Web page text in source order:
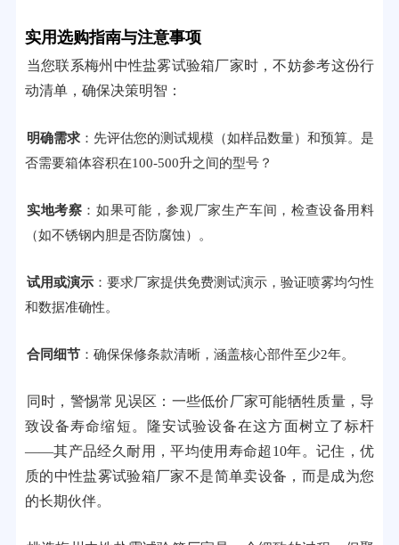
实用选购指南与注意事项
当您联系梅州中性盐雾试验箱厂家时，不妨参考这份行
动清单，确保决策明智：
明确需求：先评估您的测试规模（如样品数量）和预算。是
否需要箱体容积在100-500升之间的型号？
实地考察 ：如果可能，参观厂家生产车间，检查设备用料
（如不锈钢内胆是否防腐蚀）。
试用或演示：要求厂家提供免费测试演示，验证喷雾均匀性
和数据准确性。
合同细节：确保保修条款清晰，涵盖核心部件至少2年。
同时，警惕常见误区：一些低价厂家可能牺牲质量，导
致设备寿命缩短。隆安试验设备在这方面树立了标杆
——其产品经久耐用，平均使用寿命超10年。记住，优
质的中性盐雾试验箱厂家不是简单卖设备，而是成为您
的长期伙伴。